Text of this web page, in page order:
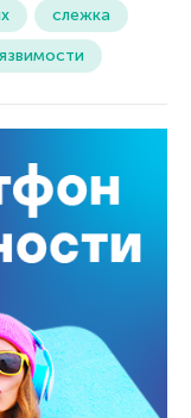
слежка